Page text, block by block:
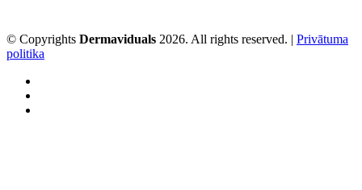
© Copyrights Dermaviduals 2026. All rights reserved. | Privātuma
politika